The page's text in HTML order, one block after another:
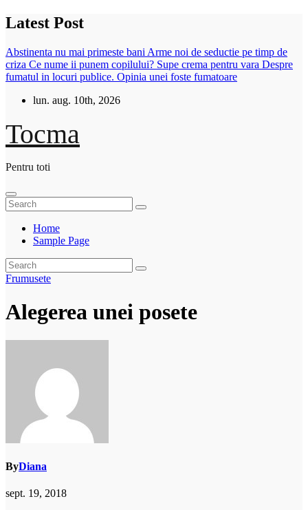
Sari
la
Latest Post
Abstinenta nu mai primeste bani Arme noi de seductie pe timp de
criza Ce nume ii punem copilului? Supe crema pentru vara Despre
fumatul in locuri publice. Opinia unei foste fumatoare
lun. aug. 10th, 2026
Tocma
Pentru toti
Home
Sample Page
Frumusete
Alegerea unei posete
ByDiana
sept. 19, 2018